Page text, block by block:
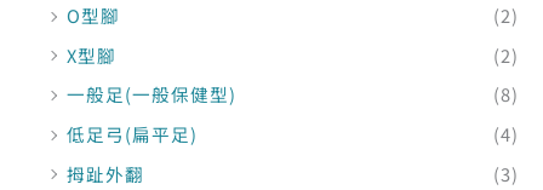
O型腳
(2)
X型腳
(2)
一般足(一般保健型)
(8)
低足弓(扁平足)
(4)
拇趾外翻
(3)